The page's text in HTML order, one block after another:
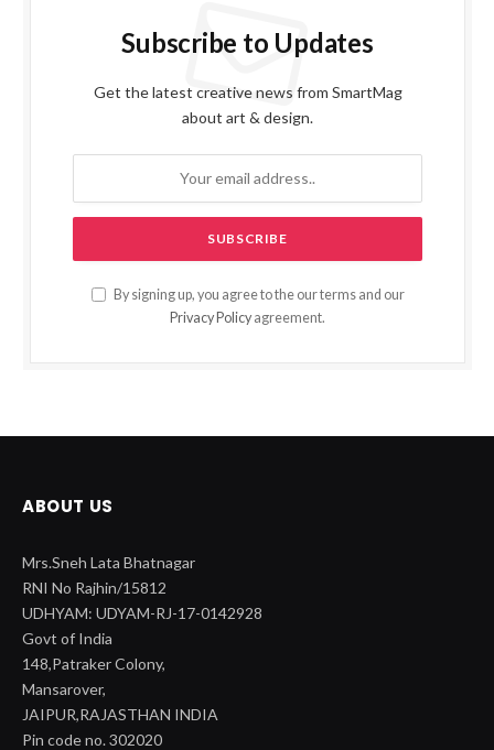
Subscribe to Updates
Get the latest creative news from SmartMag
about art & design.
By signing up, you agree to the our terms and our
Privacy Policy agreement.
ABOUT US
Mrs.Sneh Lata Bhatnagar
RNI No Rajhin/15812
UDHYAM: UDYAM-RJ-17-0142928
Govt of India
148,Patraker Colony,
Mansarover,
JAIPUR,RAJASTHAN INDIA
Pin code no. 302020